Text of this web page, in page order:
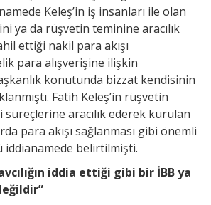
Keleş’in iş insanları ile olan
ya da rüşvetin teminine aracılık
ettiği nakil para akışı
para alışverişine ilişkin
konutunda bizzat kendisinin
Fatih Keleş’in rüşvetin
aracılık ederek kurulan
para akışı sağlanması gibi önemli
belirtilmişti.
iddia ettiği gibi bir İBB ya